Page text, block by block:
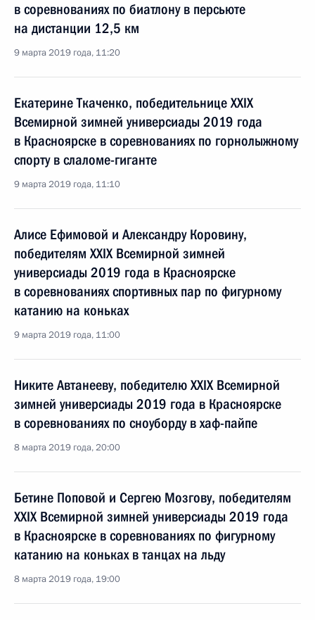
в соревнованиях по биатлону в персьюте
на дистанции 12,5 км
9 марта 2019 года, 11:20
Екатерине Ткаченко, победительнице XXIX
Всемирной зимней универсиады 2019 года
в Красноярске в соревнованиях по горнолыжному
спорту в слаломе-гиганте
9 марта 2019 года, 11:10
Алисе Ефимовой и Александру Коровину,
победителям XXIX Всемирной зимней
универсиады 2019 года в Красноярске
в соревнованиях спортивных пар по фигурному
катанию на коньках
9 марта 2019 года, 11:00
Никите Автанееву, победителю XXIX Всемирной
зимней универсиады 2019 года в Красноярске
в соревнованиях по сноуборду в хаф-пайпе
8 марта 2019 года, 20:00
Бетине Поповой и Сергею Мозгову, победителям
XXIX Всемирной зимней универсиады 2019 года
в Красноярске в соревнованиях по фигурному
катанию на коньках в танцах на льду
8 марта 2019 года, 19:00